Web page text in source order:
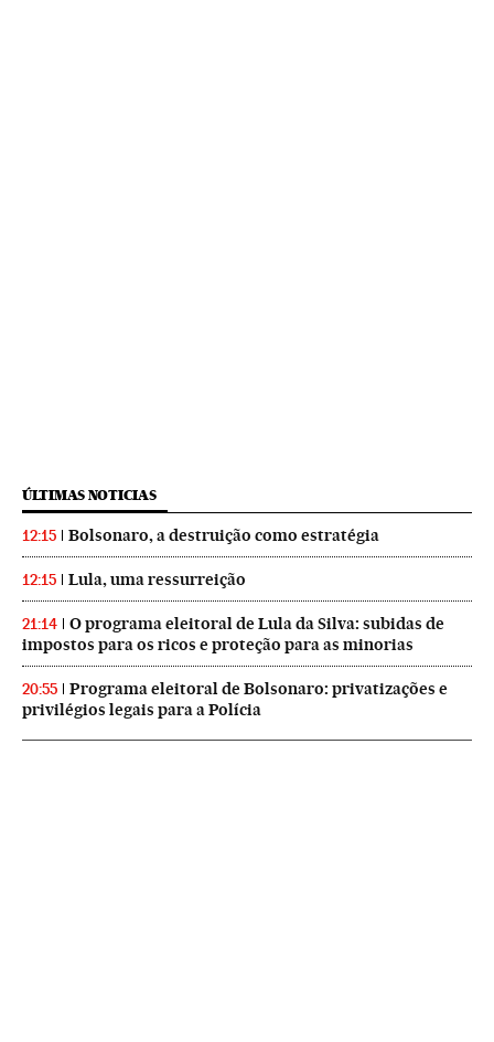
ÚLTIMAS NOTICIAS
12:15 Bolsonaro, a destruição como estratégia
12:15 Lula, uma ressurreição
21:14
O programa eleitoral de Lula da Silva: subidas de
impostos para os ricos e proteção para as minorias
20:55
Programa eleitoral de Bolsonaro: privatizações e
privilégios legais para a Polícia